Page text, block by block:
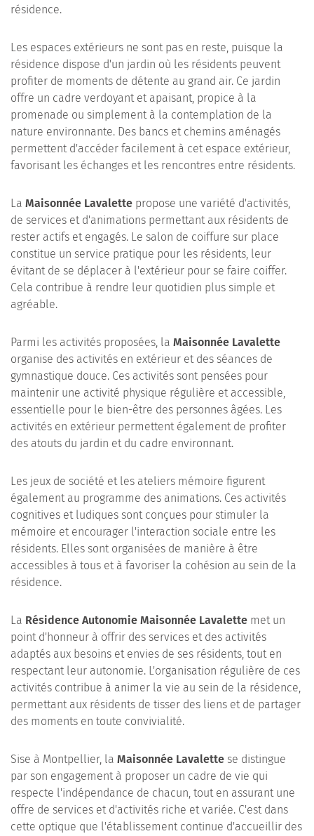
résidence.
Les espaces extérieurs ne sont pas en reste, puisque la
résidence dispose d'un jardin où les résidents peuvent
profiter de moments de détente au grand air. Ce jardin
offre un cadre verdoyant et apaisant, propice à la
promenade ou simplement à la contemplation de la
nature environnante. Des bancs et chemins aménagés
permettent d'accéder facilement à cet espace extérieur,
favorisant les échanges et les rencontres entre résidents.
La Maisonnée Lavalette propose une variété d'activités,
de services et d'animations permettant aux résidents de
rester actifs et engagés. Le salon de coiffure sur place
constitue un service pratique pour les résidents, leur
évitant de se déplacer à l'extérieur pour se faire coiffer.
Cela contribue à rendre leur quotidien plus simple et
agréable.
Parmi les activités proposées, la Maisonnée Lavalette
organise des activités en extérieur et des séances de
gymnastique douce. Ces activités sont pensées pour
maintenir une activité physique régulière et accessible,
essentielle pour le bien-être des personnes âgées. Les
activités en extérieur permettent également de profiter
des atouts du jardin et du cadre environnant.
Les jeux de société et les ateliers mémoire figurent
également au programme des animations. Ces activités
cognitives et ludiques sont conçues pour stimuler la
mémoire et encourager l'interaction sociale entre les
résidents. Elles sont organisées de manière à être
accessibles à tous et à favoriser la cohésion au sein de la
résidence.
La Résidence Autonomie Maisonnée Lavalette met un
point d'honneur à offrir des services et des activités
adaptés aux besoins et envies de ses résidents, tout en
respectant leur autonomie. L'organisation régulière de ces
activités contribue à animer la vie au sein de la résidence,
permettant aux résidents de tisser des liens et de partager
des moments en toute convivialité.
Sise à Montpellier, la Maisonnée Lavalette se distingue
par son engagement à proposer un cadre de vie qui
respecte l'indépendance de chacun, tout en assurant une
offre de services et d'activités riche et variée. C'est dans
cette optique que l'établissement continue d'accueillir des